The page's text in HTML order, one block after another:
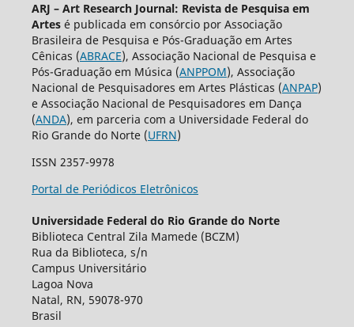
ARJ – Art Research Journal: Revista de Pesquisa em
Artesé publicada em consórcio por Associação
Brasileira de Pesquisa e Pós-Graduação em Artes
Cênicas (ABRACE), Associação Nacional de Pesquisa e
Pós-Graduação em Música (ANPPOM), Associação
Nacional de Pesquisadores em Artes Plásticas (ANPAP)
e Associação Nacional de Pesquisadores em Dança
(ANDA), em parceria com a Universidade Federal do
Rio Grande do Norte (UFRN)
ISSN 2357-9978
Portal de Periódicos Eletrônicos
Universidade Federal do Rio Grande do Norte
Biblioteca Central Zila Mamede (BCZM)
Rua da Biblioteca, s/n
Campus Universitário
Lagoa Nova
Natal, RN, 59078-970
Brasil